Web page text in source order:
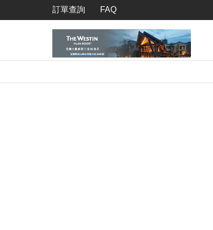
訂單查詢 FAQ